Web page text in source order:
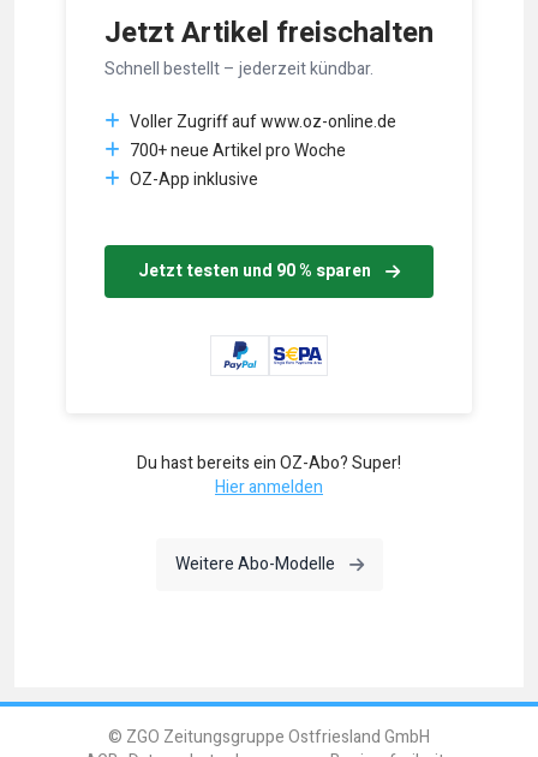
Jetzt Artikel freischalten
Schnell bestellt – jederzeit kündbar.
Voller Zugriff auf www.oz-online.de
700+ neue Artikel pro Woche
OZ-App inklusive
Jetzt testen und 90 % sparen
Du hast bereits ein OZ-Abo? Super!
Hier anmelden
Weitere Abo-Modelle
© ZGO Zeitungsgruppe Ostfriesland GmbH